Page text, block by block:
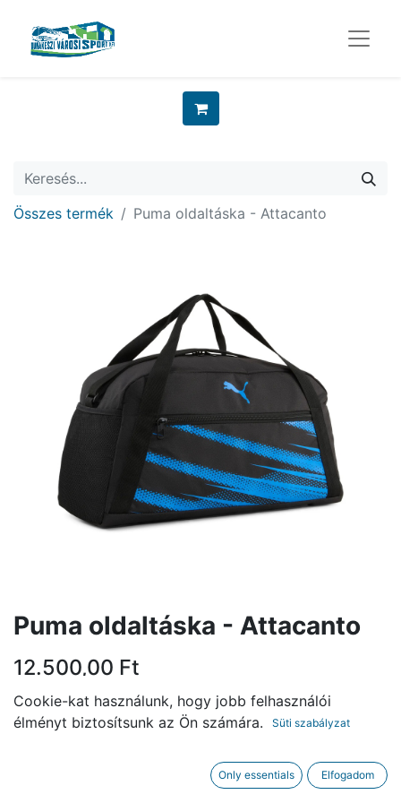
Összes termék Puma oldaltáska - Attacanto
Puma oldaltáska - Attacanto
12.500,00 Ft
KOSÁRBA
Cookie-kat használunk, hogy jobb felhasználói
élményt biztosítsunk az Ön számára.
Süti szabályzat
Only essentials Elfogadom